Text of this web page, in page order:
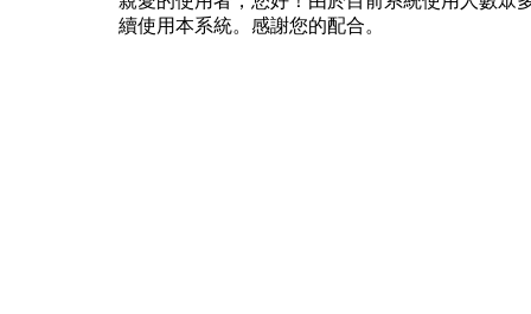
續使用本系統。感謝您的配合。